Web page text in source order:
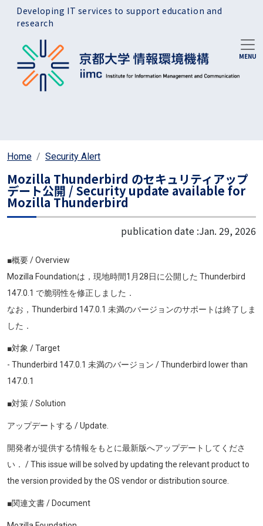
Skip to main content
Developing IT services to support education and
research
Home Security Alert
Mozilla Thunderbird のセキュリティアップ
デート公開 / Security update available for
Mozilla Thunderbird
publication date :Jan. 29, 2026
■概要 / Overview
Mozilla Foundationは，現地時間1月28日に公開した Thunderbird
147.0.1 で脆弱性を修正しました．
なお，Thunderbird 147.0.1 未満のバージョンのサポートは終了しま
した．
■対象 / Target
- Thunderbird 147.0.1 未満のバージョン / Thunderbird lower than
147.0.1
■対策 / Solution
アップデートする / Update.
開発者が提供する情報をもとに最新版へアップデートしてくださ
い． / This issue will be solved by updating the relevant product to
the version provided by the OS vendor or distribution source.
■関連文書 / Document